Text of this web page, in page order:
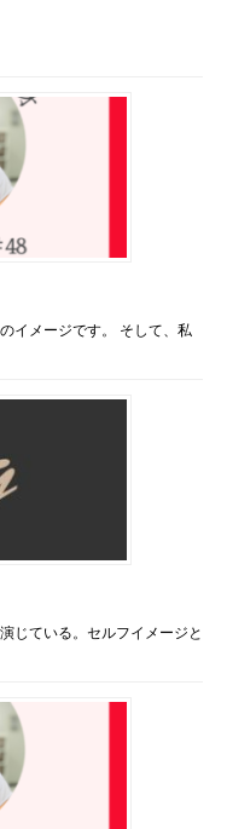
イメージです。 そして、私
じている。セルフイメージと